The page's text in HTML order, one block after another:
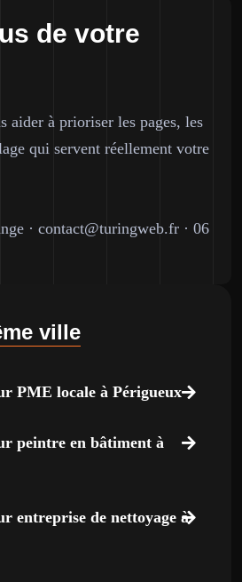
de votre
aider à prioriser les pages, les
qui servent réellement votre
· contact@turingweb.fr · 06
ville
PME locale à Périgueux
peintre en bâtiment à
entreprise de nettoyage à